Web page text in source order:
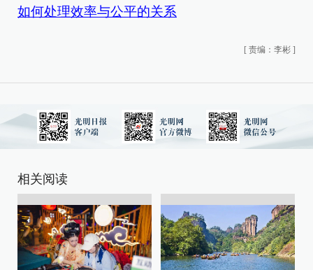
如何处理效率与公平的关系
[ 责编：李彬 ]
相关阅读